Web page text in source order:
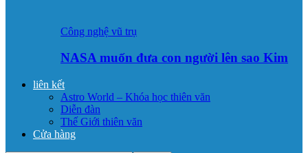
Công nghệ vũ trụ
NASA muốn đưa con người lên sao Kim
liên kết
Astro World – Khóa học thiên văn
Diễn đàn
Thế Giới thiên văn
Cửa hàng